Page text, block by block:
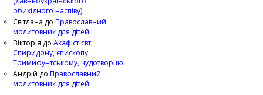
обихідного наспіву)
Світлана до Православний
молитовник для дітей
Вікторія до Акафіст свт.
Спиридону, єпископу
Тримифунтському, чудотворцю
Андрій до Православний
молитовник для дітей